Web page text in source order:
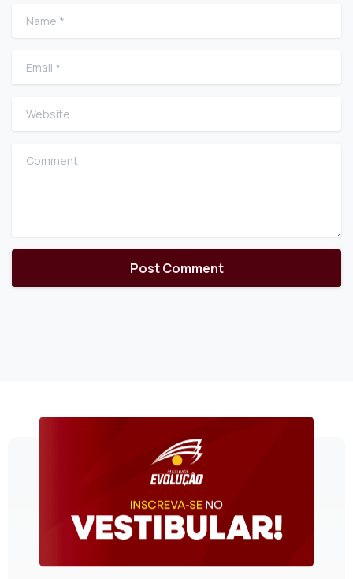
Name
Email
Website
Comment